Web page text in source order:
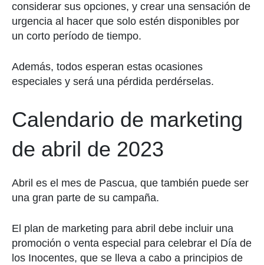
considerar sus opciones, y crear una sensación de
urgencia al hacer que solo estén disponibles por
un corto período de tiempo.
Además, todos esperan estas ocasiones
especiales y será una pérdida perdérselas.
Calendario de marketing
de abril de 2023
Abril es el mes de Pascua, que también puede ser
una gran parte de su campaña.
El plan de marketing para abril debe incluir una
promoción o venta especial para celebrar el Día de
los Inocentes, que se lleva a cabo a principios de